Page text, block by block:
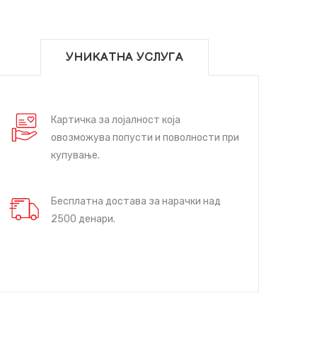
УНИКАТНА УСЛУГА
Картичка за лојалност која
овозможува попусти и поволности при
купување.
Бесплатна достава за нарачки над
2500 денари.